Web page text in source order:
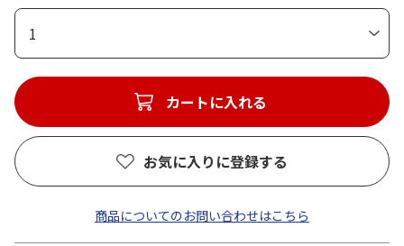
1
カートに入れる
お気に入りに登録する
商品についてのお問い合わせはこちら